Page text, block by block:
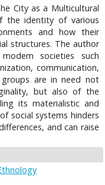
City as a Multicultural
the identity of various
and how their
structures. The author
societies such
communication,
are in need not
but also of the
its materialistic and
social systems hinders
and can raise